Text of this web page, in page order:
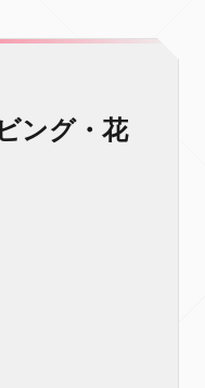
ング・花